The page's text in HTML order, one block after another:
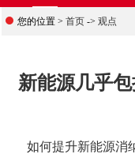
您的位置 > 首页 -> 观点
新能源几乎
如何提升新能源消纳